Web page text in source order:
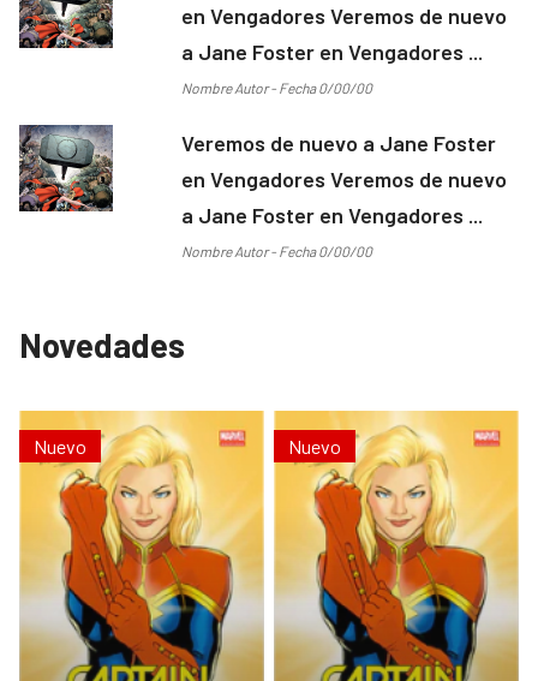
en Vengadores Veremos de nuevo
a Jane Foster en Vengadores ...
Nombre Autor - Fecha 0/00/00
Veremos de nuevo a Jane Foster
en Vengadores Veremos de nuevo
a Jane Foster en Vengadores ...
Nombre Autor - Fecha 0/00/00
Novedades
Nuevo Nuevo